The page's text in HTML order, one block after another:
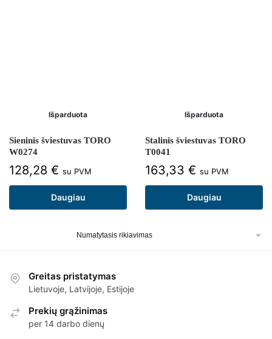
Išparduota
Sieninis šviestuvas TORO
W0274
128,28 € su PVM
Daugiau
Išparduota
Stalinis šviestuvas TORO
T0041
163,33 € su PVM
Daugiau
Greitas pristatymas
Lietuvoje, Latvijoje, Estijoje
Prekių grąžinimas
per 14 darbo dienų